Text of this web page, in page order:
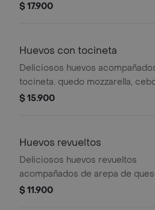
$ 17.900
Huevos con tocineta
Deliciosos huevos
tocineta. quedo mozzarella,
tomate y arepa de queso
$ 15.900
Huevos revueltos
Deliciosos huevos revueltos
acompañados de arepa de
$ 11.900